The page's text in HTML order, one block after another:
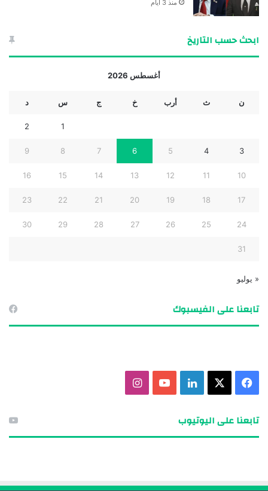
منذ 3 أيام
ابحث حسب التاريخ
أغسطس 2026
ن ث أرب خ ج س د
1
2
3
4
5
6
7
8
9
10
11
12
13
14
15
16
17
18
19
20
21
22
23
24
25
26
27
28
29
30
31
« يوليو
تابعنا على الفيسبوك
تابعنا على اليوتيوب